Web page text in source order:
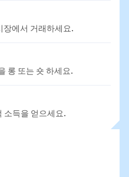
장에서 거래하세요.
롱 또는 숏 하세요.
소득을 얻으세요.